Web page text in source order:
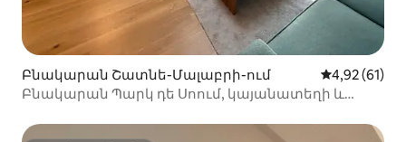
Բնակարան Շատնե-Մալաբրի-ում Միջին
4,92 (61)
Բնակարան Պարկ դե Սոում, կայանատեղի և